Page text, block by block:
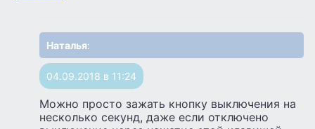
Наталья:
04.09.2018 в 11:24
Можно просто зажать кнопку выключения на
несколько секунд, даже если отключено